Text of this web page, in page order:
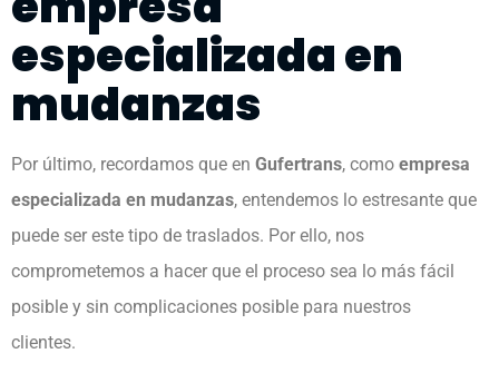
especializada en
mudanzas
Por último, recordamos que en Gufertrans, como empresa
especializada en mudanzas, entendemos lo estresante que
puede ser este tipo de traslados. Por ello, nos
comprometemos a hacer que el proceso sea lo más fácil
posible y sin complicaciones posible para nuestros
clientes.